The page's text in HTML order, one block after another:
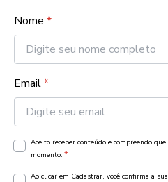
Nome *
Email*
Aceito receber conteúdo e compreendo
momento. *
Ao clicar em Cadastrar, você confirma a